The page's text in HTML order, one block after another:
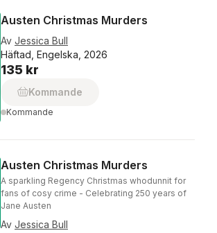
Austen Christmas Murders
Av Jessica Bull
Häftad, Engelska, 2026
135 kr
Kommande
Kommande
Austen Christmas Murders
A sparkling Regency Christmas whodunnit for
fans of cosy crime - Celebrating 250 years of
Jane Austen
Av Jessica Bull